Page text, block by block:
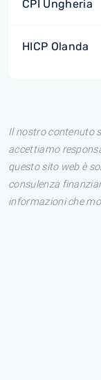
CPI Ungheria
HICP Olanda
Il nostro contenuto
accettiamo
questo sito web è
consulenza
informazioni che